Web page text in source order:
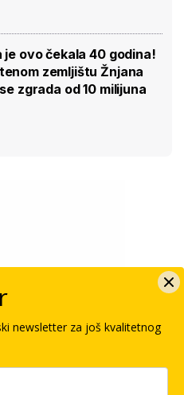
je ovo čekala 40 godina!
zemljištu Žnjana
zgrada od 10 milijuna
newsletter za još kvalitetnog